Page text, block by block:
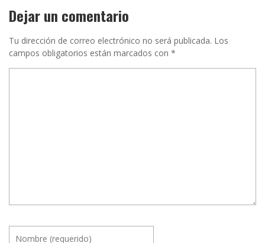
Dejar un comentario
Tu dirección de correo electrónico no será publicada. Los
campos obligatorios están marcados con *